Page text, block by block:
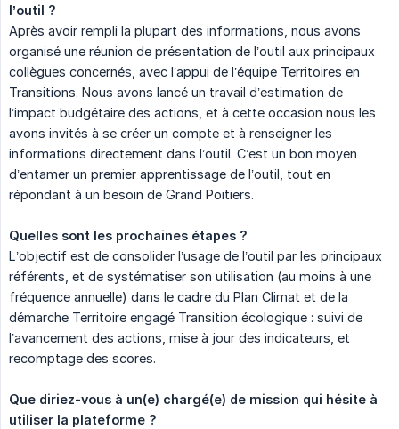
l’outil ?
Après avoir rempli la plupart des informations, nous avons
organisé une réunion de présentation de l’outil aux principaux
collègues concernés, avec l’appui de l’équipe Territoires en
Transitions. Nous avons lancé un travail d’estimation de
l’impact budgétaire des actions, et à cette occasion nous les
avons invités à se créer un compte et à renseigner les
informations directement dans l’outil. C’est un bon moyen
d’entamer un premier apprentissage de l’outil, tout en
répondant à un besoin de Grand Poitiers.
Quelles sont les prochaines étapes ?
L’objectif est de consolider l’usage de l’outil par les principaux
référents, et de systématiser son utilisation (au moins à une
fréquence annuelle) dans le cadre du Plan Climat et de la
démarche Territoire engagé Transition écologique : suivi de
l’avancement des actions, mise à jour des indicateurs, et
recomptage des scores.
Que diriez-vous à un(e) chargé(e) de mission qui hésite à
utiliser la plateforme ?